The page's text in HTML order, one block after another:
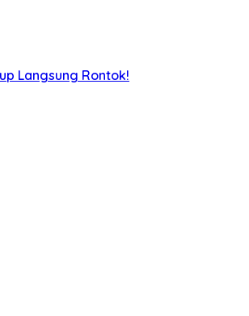
Langsung Rontok!